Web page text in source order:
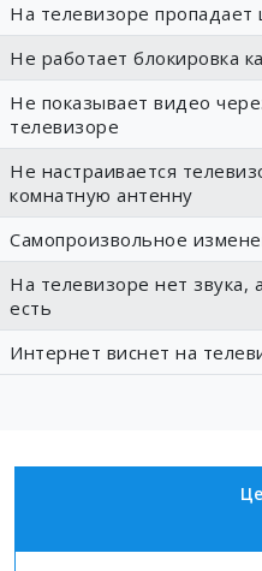
На телевизоре пропадает
Не работает блокировка
Не показывает видео
телевизоре
Не настраивается
комнатную антенну
Самопроизвольное
На телевизоре нет звука,
есть
Интернет виснет на